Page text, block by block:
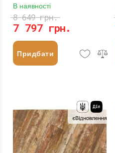
В наявності
7 797 грн.
8 649 грн.
Придбати